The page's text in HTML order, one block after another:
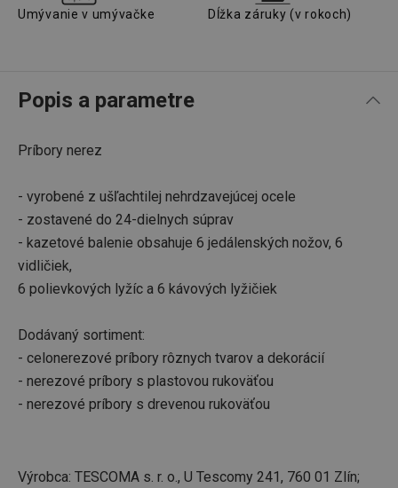
Umývanie v umývačke Dĺžka záruky (v rokoch)
Popis a parametre
Príbory nerez
- vyrobené z ušľachtilej nehrdzavejúcej ocele
- zostavené do 24-dielnych súprav
- kazetové balenie obsahuje 6 jedálenských nožov, 6
vidličiek,
6 polievkových lyžíc a 6 kávových lyžičiek
Dodávaný sortiment:
- celonerezové príbory rôznych tvarov a dekorácií
- nerezové príbory s plastovou rukoväťou
- nerezové príbory s drevenou rukoväťou
Výrobca: TESCOMA s. r. o., U Tescomy 241, 760 01 Zlín;